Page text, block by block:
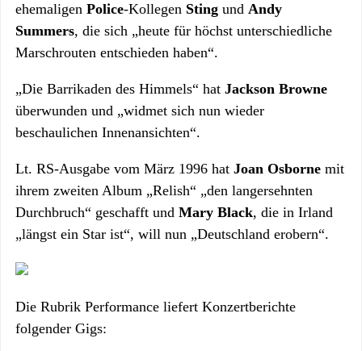
ehemaligen Police-Kollegen Sting und Andy
Summers, die sich „heute für höchst unterschiedliche
Marschrouten entschieden haben“.
„Die Barrikaden des Himmels“ hat Jackson Browne
überwunden und „widmet sich nun wieder
beschaulichen Innenansichten“.
Lt. RS-Ausgabe vom März 1996 hat Joan Osborne mit
ihrem zweiten Album „Relish“ „den langersehnten
Durchbruch“ geschafft und Mary Black, die in Irland
„längst ein Star ist“, will nun „Deutschland erobern“.
Die Rubrik Performance liefert Konzertberichte
folgender Gigs: